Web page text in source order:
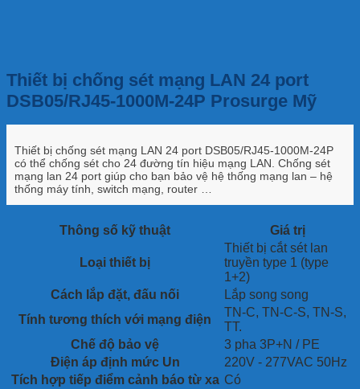
Thiết bị chống sét mạng LAN 24 port
DSB05/RJ45-1000M-24P Prosurge Mỹ
Thiết bị chống sét mạng LAN 24 port DSB05/RJ45-1000M-24P
có thể chống sét cho 24 đường tín hiệu mạng LAN. Chống sét
mạng lan 24 port giúp cho bạn bảo vệ hệ thống mạng lan – hệ
thống máy tính, switch mạng, router …
Thông số kỹ thuật Giá trị
Loại thiết bị
Thiết bị cắt sét lan
truyền type 1 (type
1+2)
Cách lắp đặt, đấu nối
Lắp song song
Tính tương thích với mạng điện
TN-C, TN-C-S, TN-S,
TT.
Chế độ bảo vệ
3 pha 3P+N / PE
Điện áp định mức Un
220V - 277VAC 50Hz
Tích hợp tiếp điểm cảnh báo từ xa Có